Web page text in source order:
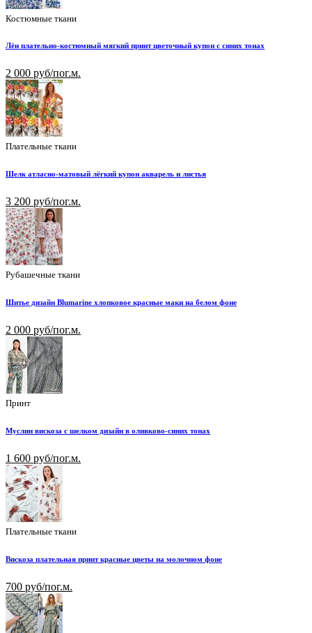
Костюмные ткани
Лён плательно-костюмный мягкий принт цветочный купон с синих тонах
2 000 руб/пог.м.
Плательные ткани
Шелк атласно-матовый лёгкий купон акварель и листья
3 200 руб/пог.м.
Рубашечные ткани
Шитье дизайн Blumarine хлопковое красные маки на белом фоне
2 000 руб/пог.м.
Принт
Муслин вискоза с шелком дизайн в оливково-синих тонах
1 600 руб/пог.м.
Плательные ткани
Вискоза плательная принт красные цветы на молочном фоне
700 руб/пог.м.